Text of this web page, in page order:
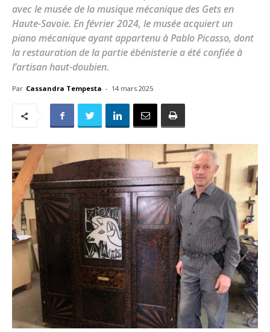
avec le musée de la musique mécanique des Gets en
Haute-Savoie. En février 2024, le musée acquiert un
piano mécanique ayant appartenu à Pablo Picasso, dont
la restauration de la partie ébénisterie a été confiée à
l’artisan haut-doubien.
Par Cassandra Tempesta - 14 mars 2025